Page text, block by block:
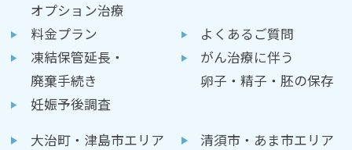
オプション治療
料金プラン
よくあるご質問
凍結保管延長・
廃棄手続き
がん治療に伴う
卵子・精子・胚の保存
妊娠予後調査
大治町・津島市エリア
清須市・あま市エリア